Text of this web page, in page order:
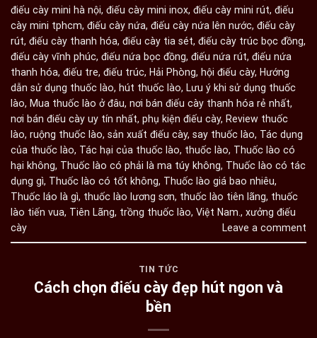
điếu cày mini hà nội, điếu cày mini inox, điếu cày mini rút, điếu
cày mini tphcm, điếu cày nứa, điếu cày nứa lên nước, điếu cày
rút, điếu cày thanh hóa, điếu cày tia sét, điếu cày trúc bọc đồng,
điếu cày vĩnh phúc, điếu nứa bọc đồng, điếu nứa rút, điếu nứa
thanh hóa, điếu tre, điếu trúc, Hải Phòng, hội điếu cày, Hướng
dẫn sử dụng thuốc lào, hút thuốc lào, Lưu ý khi sử dụng thuốc
lào, Mua thuốc lào ở đâu, nơi bán điếu cày thanh hóa rẻ nhất,
nơi bán điếu cày uy tín nhất, phụ kiện điếu cày, Review thuốc
lào, ruộng thuốc lào, sản xuất điếu cày, say thuốc lào, Tác dụng
của thuốc lào, Tác hại của thuốc lào, thuốc lào, Thuốc lào có
hại không, Thuốc lào có phải là ma túy không, Thuốc lào có tác
dụng gì, Thuốc lào có tốt không, Thuốc lào giá bao nhiêu,
Thuốc láo là gì, thuốc lào lương sơn, thuốc lào tiên lãng, thuốc
lào tiến vua, Tiên Lãng, trồng thuốc lào, Việt Nam., xưởng điếu
cày
Leave a comment
TIN TỨC
Cách chọn điếu cày đẹp hút ngon và
bền